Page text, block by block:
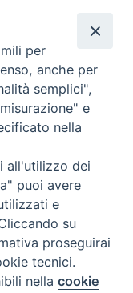
per tutti
previste
Consumo. Il
di conformità
data di
devono
entro
o dall’ultimo
di vendita
forniti per un
Preferenze Cookie
per
anche per
semplici",
e
nella
all'utilizzo dei
puoi avere
e
su
proseguirai
tecnici.
nellacookie